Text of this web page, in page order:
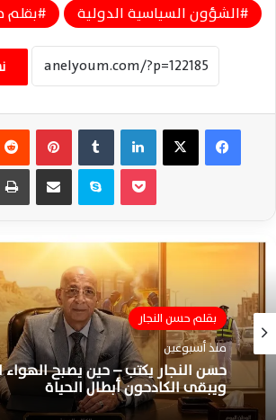
الشؤون السياسية الدولية بقلم
فيسبوك ‫X لينكدإن بينتيريست
سكايب مشاركة عبر البريد
بقلم حسن النجار
منذ أسبوعين
حسن النجار يكتب – حين يصبح الهواء
ويبقى الكادحون أبطال الحياة
بقلم حسن النجار
منذ أسبوعين